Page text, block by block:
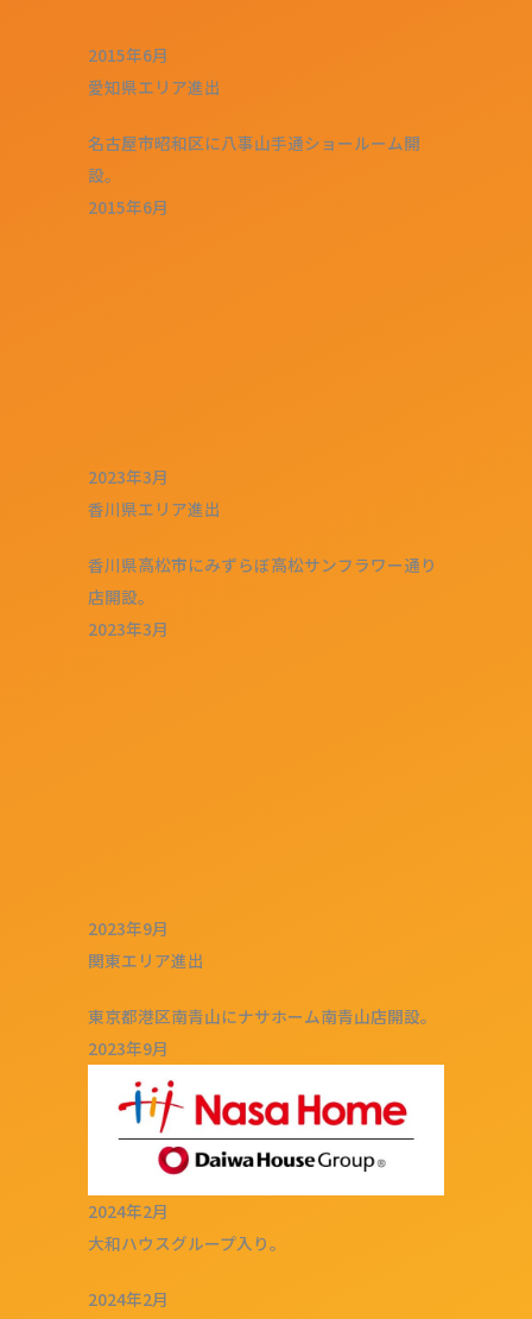
2015年6月
愛知県エリア進出
名古屋市昭和区に八事山手通ショールーム開
設。
2015年6月
2023年3月
香川県エリア進出
香川県高松市にみずらぼ高松サンフラワー通り
店開設。
2023年3月
2023年9月
関東エリア進出
東京都港区南青山にナサホーム南青山店開設。
2023年9月
2024年2月
大和ハウスグループ入り。
2024年2月